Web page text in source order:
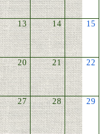
13 14 15
20 21 22
27 28 29